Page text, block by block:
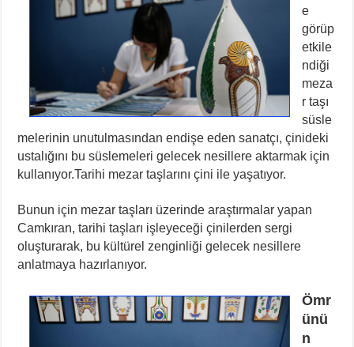
e
görüp
etkile
ndiği
meza
r taşı
süsle
melerinin unutulmasından endişe eden sanatçı, çinideki
ustalığını bu süslemeleri gelecek nesillere aktarmak için
kullanıyor.Tarihi mezar taşlarını çini ile yaşatıyor.
Bunun için mezar taşları üzerinde araştırmalar yapan
Camkıran, tarihi taşları işleyeceği çinilerden sergi
oluşturarak, bu kültürel zenginliği gelecek nesillere
anlatmaya hazırlanıyor.
Ömr
ünü
n